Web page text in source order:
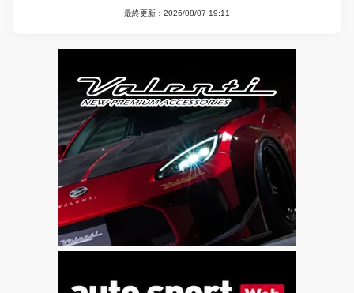
最終更新：2026/08/07 19:11